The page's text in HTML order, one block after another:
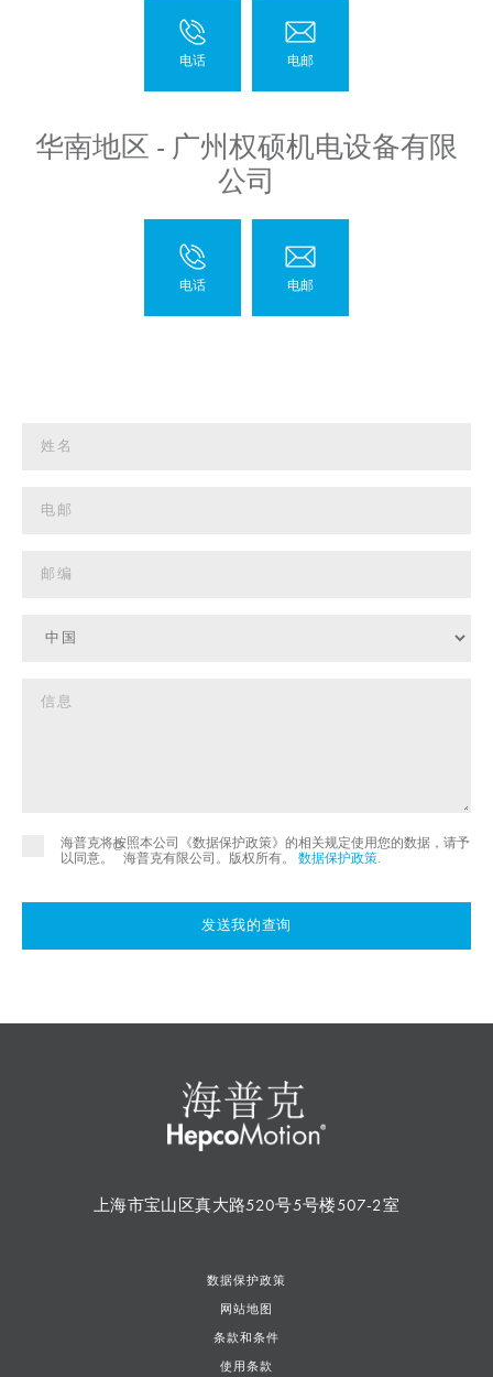
华南地区 - 广州权硕机电设备有限
公司
海普克将按照本公司《数据保护政策》的相关规定使用您的数据，请予
以同意。
©
海普克有限公司。版权所有。 数据保护政策
发送我的查询
上海市宝山区真大路520号5号楼507-2室
数据保护政策
网站地图
条款和条件
使用条款